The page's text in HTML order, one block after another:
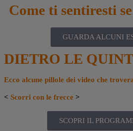
Come ti sentiresti se
GUARDA ALCUNI
DIETRO LE
Ecco alcune pillole dei video che
< Scorri con le frecce >
SCOPRI IL